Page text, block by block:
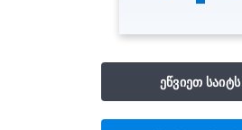
ეწვიეთ საიტს